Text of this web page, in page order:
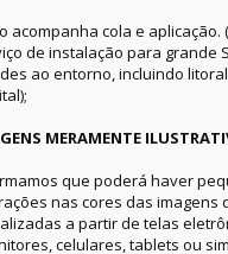
acompanha cola e aplicação.
de instalação para grande
ao entorno, incluindo litoral
MERAMENTE
que poderá haver
nas cores das imagens
a partir de telas
celulares, tablets ou